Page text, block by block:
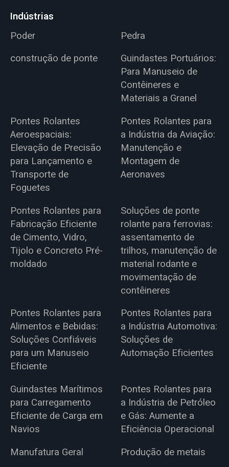
Indústrias
Poder
Pedra
construção de ponte
Guindastes Portuários:
Para Manuseio de
Contêineres e
Materiais a Granel
Pontes Rolantes
Aeroespaciais:
Elevação de Precisão
para Lançamento e
Transporte de
Foguetes
Pontes Rolantes para
a Indústria da Aviação:
Manutenção e
Montagem de
Aeronaves
Pontes Rolantes para
Fabricação Eficiente
de Cimento, Vidro,
Tijolo e Concreto Pré-
moldado
Soluções de ponte
rolante para ferrovias:
assentamento de
trilhos, manutenção de
material rodante e
movimentação de
contêineres
Pontes Rolantes para
Alimentos e Bebidas:
Soluções Confiáveis
para um Manuseio
Eficiente
Pontes Rolantes para
a Indústria Automotiva:
Soluções de
Automação Eficientes
Guindastes Marítimos
para Carregamento
Eficiente de Carga em
Navios
Pontes Rolantes para
a Indústria de Petróleo
e Gás: Aumente a
Eficiência Operacional
Manufatura Geral
Produção de metais